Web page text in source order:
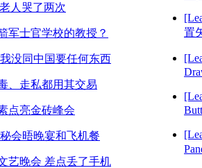
人哭了两次
军士官学校的教授？
没同中国要任何东西
、走私都用其交易
点亮金砖峰会
会晤晚宴和飞机餐
艺晚会 差点丢了手机
置